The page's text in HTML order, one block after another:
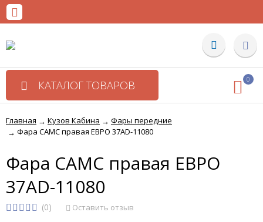
КАТАЛОГ ТОВАРОВ 0
Главная → Кузов Кабина → Фары передние
→ Фара CAMC правая ЕВРО 37AD-11080
Фара CAMC правая ЕВРО
37AD-11080
(0) Оставить отзыв